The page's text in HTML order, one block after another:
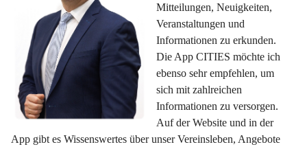
Mitteilungen, Neuigkeiten,
Veranstaltungen und
Informationen zu erkunden.
Die App CITIES möchte ich
ebenso sehr empfehlen, um
sich mit zahlreichen
Informationen zu versorgen.
Auf der Website und in der
App gibt es Wissenswertes über unser Vereinsleben, Angebote